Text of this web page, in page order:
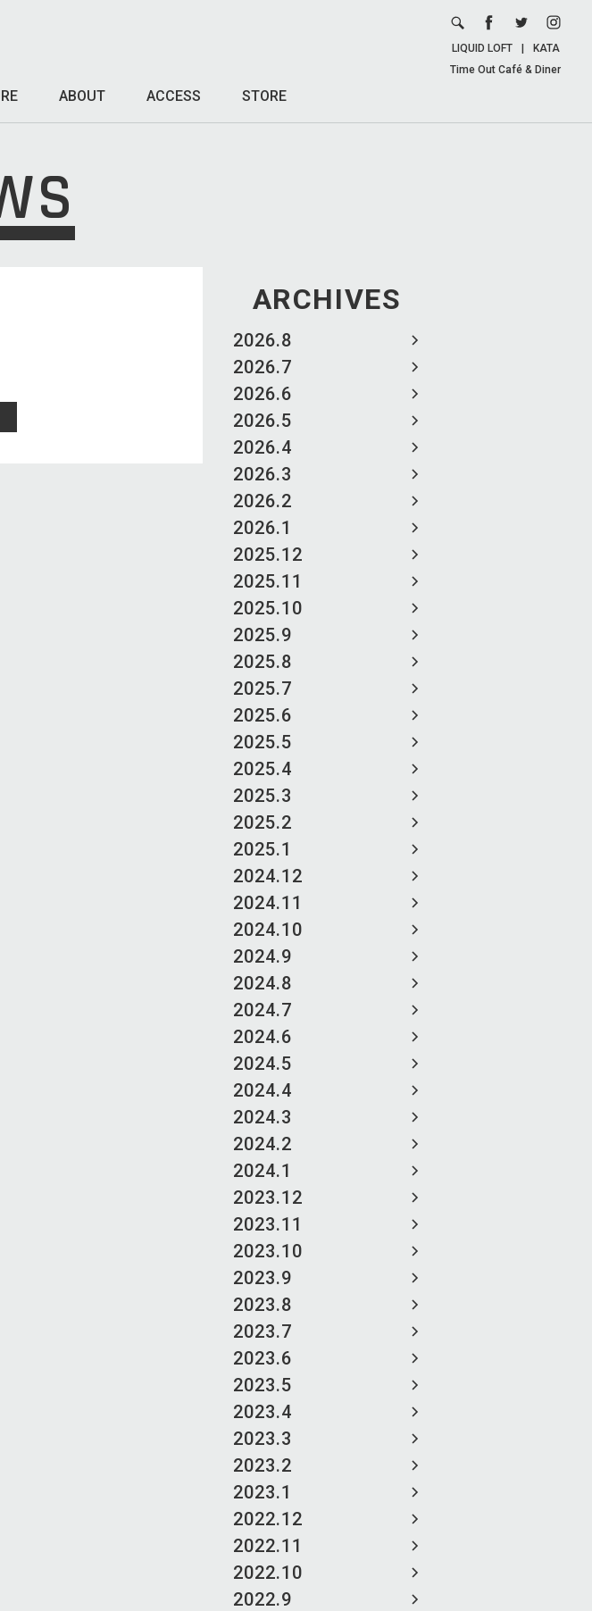
ABOUT ACCESS STORE
LIQUID LOFT
KATA
Time Out Café & Diner
ARCHIVES
2026.8
2026.7
2026.6
2026.5
2026.4
2026.3
2026.2
2026.1
2025.12
2025.11
2025.10
2025.9
2025.8
2025.7
2025.6
2025.5
2025.4
2025.3
2025.2
2025.1
2024.12
2024.11
2024.10
2024.9
2024.8
2024.7
2024.6
2024.5
2024.4
2024.3
2024.2
2024.1
2023.12
2023.11
2023.10
2023.9
2023.8
2023.7
2023.6
2023.5
2023.4
2023.3
2023.2
2023.1
2022.12
2022.11
2022.10
2022.9